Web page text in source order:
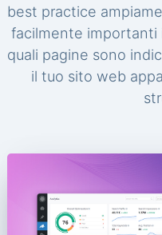
best practice
facilmente importanti
quali pagine sono
il tuo sito web